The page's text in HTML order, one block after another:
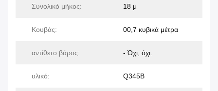
Συνολικό μήκος: 18 μ
Κουβάς: 00,7 κυβικά μέτρα
αντίθετο βάρος: - Όχι, όχι.
υλικό: Q345B